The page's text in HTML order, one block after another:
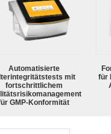
Automatisierte
mit
fortschrittlichem
GMP-Konformität
für